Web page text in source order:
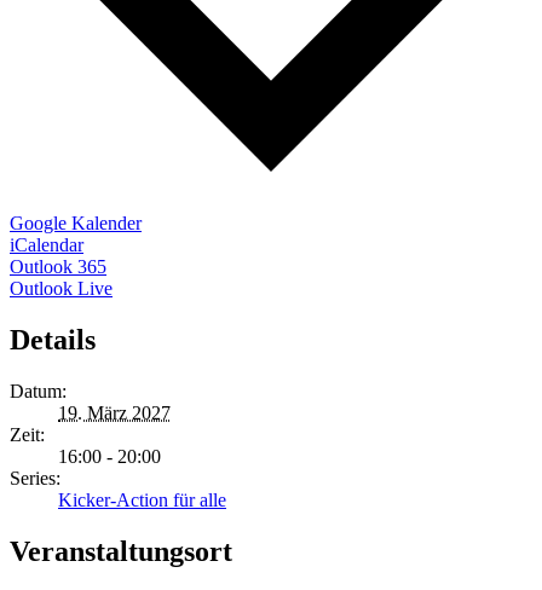
Google Kalender
iCalendar
Outlook 365
Outlook Live
Details
Datum:
19. März 2027
Zeit:
16:00 - 20:00
Series:
Kicker-Action für alle
Veranstaltungsort